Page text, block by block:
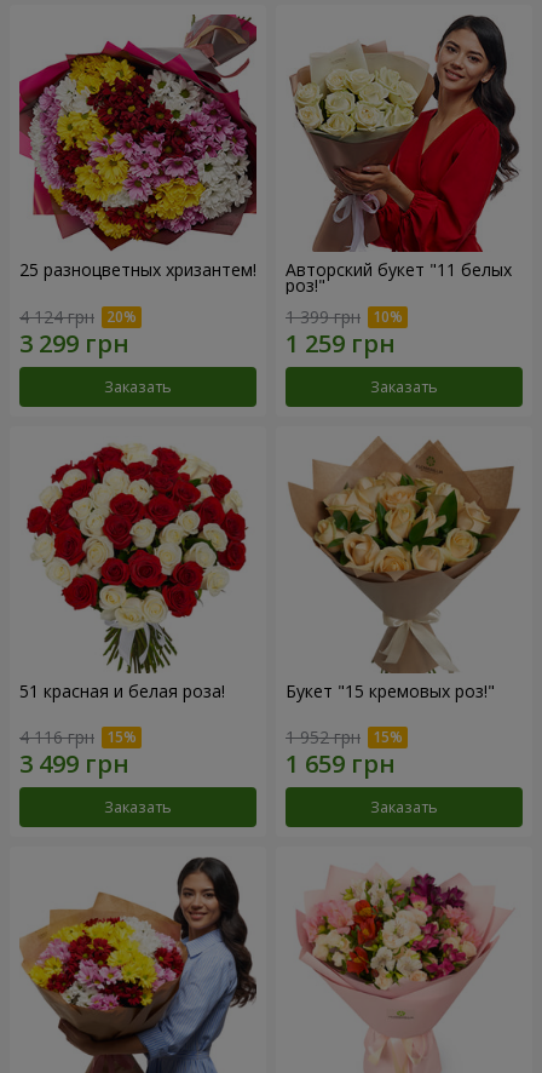
25 разноцветных хризантем!
4 124 грн
Заказать
Авторский букет "11 белых
роз!"
1 399 грн
Заказать
51 красная и белая роза!
4 116 грн
Заказать
Букет "15 кремовых роз!"
1 952 грн
Заказать